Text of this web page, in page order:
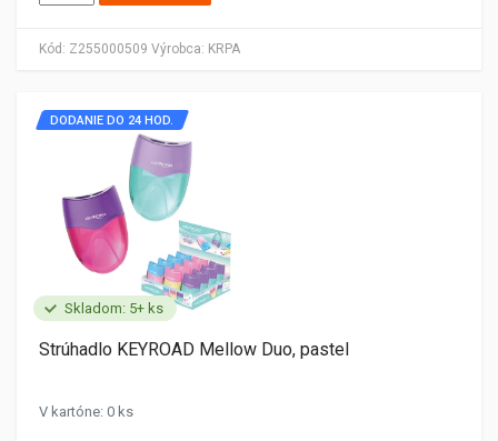
Kód: Z255000509 Výrobca: KRPA
Skladom: 5+ ks
DODANIE DO 24 HOD.
Strúhadlo KEYROAD Mellow Duo, pastel
V kartóne: 0 ks